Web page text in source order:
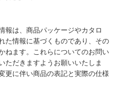
報は、商品パッケージやカタロ
た情報に基づくものであり、その
ねます。これらについてのお問い
ただきますようお願いいたしま
更に伴い商品の表記と実際の仕様